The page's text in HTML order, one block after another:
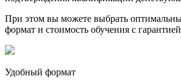
При этом вы можете выбрать
формат и стоимость обучения с
Удобный формат